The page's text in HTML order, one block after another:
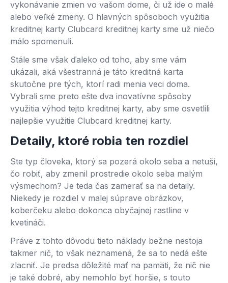
vykonávanie zmien vo vašom dome, či už ide o malé
alebo veľké zmeny. O hlavných spôsoboch využitia
kreditnej karty Clubcard kreditnej karty sme už niečo
málo spomenuli.
Stále sme však ďaleko od toho, aby sme vám
ukázali, aká všestranná je táto kreditná karta
skutočne pre tých, ktorí radi menia veci doma.
Vybrali sme preto ešte dva inovatívne spôsoby
využitia výhod tejto kreditnej karty, aby sme osvetlili
najlepšie využitie Clubcard kreditnej karty.
Detaily, ktoré robia ten rozdiel
Ste typ človeka, ktorý sa pozerá okolo seba a netuší,
čo robiť, aby zmenil prostredie okolo seba malým
výsmechom? Je teda čas zamerať sa na detaily.
Niekedy je rozdiel v malej súprave obrázkov,
koberčeku alebo dokonca obyčajnej rastline v
kvetináči.
Práve z tohto dôvodu tieto náklady bežne nestoja
takmer nič, to však neznamená, že sa to nedá ešte
zlacniť. Je predsa dôležité mať na pamäti, že nič nie
je také dobré, aby nemohlo byť horšie, s touto